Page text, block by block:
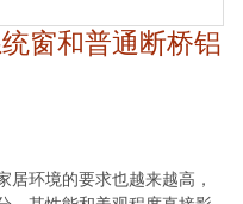
窗和普通断桥铝
居环境的要求也越来越高，